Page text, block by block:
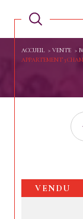
ACCUEIL VENTE
APPARTEMENT 3
VENDU